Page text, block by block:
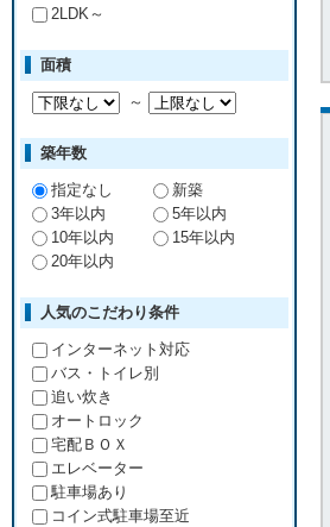
2LDK～
面積
～
築年数
指定なし
新築
3年以内
5年以内
10年以内
15年以内
20年以内
人気のこだわり条件
インターネット対応
バス・トイレ別
追い炊き
オートロック
宅配ＢＯＸ
エレベーター
駐車場あり
コイン式駐車場至近